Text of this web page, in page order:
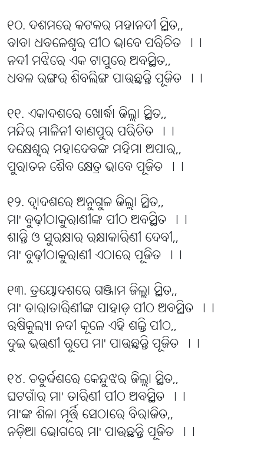
୧୦. ଦଶମରେ କଟକର ମହାନଦୀ ସ୍ଥିତ,,
ବାବା ଧବଳେଶ୍ବର ପୀଠ ଭାବେ ପରିଚିତ ।।
ନଦୀ ମଝିରେ ଏକ ଟାପୁରେ ଅବସ୍ଥିତ,,
ଧବଳ ରଙ୍ଗର ଶିବଲିଙ୍ଗ ପାଉଛନ୍ତି ପୂଜିତ ।।
୧୧. ଏକାଦଶରେ ଖୋର୍ଦ୍ଧା ଜିଲ୍ଲା ସ୍ଥିତ,,
ମନ୍ଦିର ମାଳିନୀ ବାଣପୁର ପରିଚିତ ।।
ଦକ୍ଷେଶ୍ୱର ମହାଦେବଙ୍କ ମହିମା ଅପାର,,
ପୁରାତନ ଶୈବ କ୍ଷେତ୍ର ଭାବେ ପୂଜିତ ।।
୧୨. ଦ୍ୱାଦଶରେ ଅନୁଗୁଳ ଜିଲ୍ଲା ସ୍ଥିତ,,
ମା' ବୁଢ଼ୀଠାକୁରାଣୀଙ୍କ ପୀଠ ଅବସ୍ଥିତ ।।
ଶାନ୍ତି ଓ ସୁରକ୍ଷାର ରକ୍ଷାକାରିଣୀ ଦେବୀ,,
ମା' ବୁଢ଼ୀଠାକୁରାଣୀ ଏଠାରେ ପୂଜିତ ।।
୧୩. ତ୍ରୟୋଦଶରେ ଗଞ୍ଜାମ ଜିଲ୍ଲା ସ୍ଥିତ,,
ମା' ତାରାତାରିଣୀଙ୍କ ପାହାଡ଼ ପୀଠ ଅବସ୍ଥିତ ।।
ଋଷିକୁଲ୍ୟା ନଦୀ କୂଳେ ଏହି ଶକ୍ତି ପୀଠ,,
ଦୁଇ ଭଉଣୀ ରୂପେ ମା' ପାଉଛନ୍ତି ପୂଜିତ ।।
୧୪. ଚତୁର୍ଦ୍ଦଶରେ କେନ୍ଦୁଝର ଜିଲ୍ଲା ସ୍ଥିତ,,
ଘଟଗାଁର ମା' ତାରିଣୀ ପୀଠ ଅବସ୍ଥିତ ।।
ମା'ଙ୍କ ଶିଳା ମୂର୍ତ୍ତି ସେଠାରେ ବିରାଜିତ,,
ନଡ଼ିଆ ଭୋଗରେ ମା' ପାଉଛନ୍ତି ପୂଜିତ ।।